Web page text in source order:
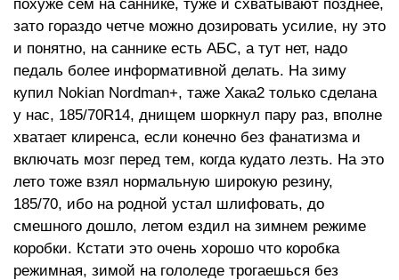
похуже сем на саннике, туже и схватывают позднее,
зато гораздо четче можно дозировать усилие, ну это
и понятно, на саннике есть АБС, а тут нет, надо
педаль более информативной делать. На зиму
купил Nokian Nordman+, таже Хака2 только сделана
у нас, 185/70R14, днищем шоркнул пару раз, вполне
хватает клиренса, если конечно без фанатизма и
включать мозг перед тем, когда кудато лезть. На это
лето тоже взял нормальную широкую резину,
185/70, ибо на родной устал шлифовать, до
смешного дошло, летом ездил на зимнем режиме
коробки. Кстати это очень хорошо что коробка
режимная, зимой на гололеде трогаешься без